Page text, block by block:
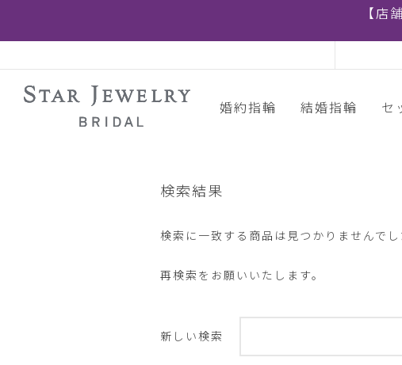
【
婚約指輪 結婚指輪 セ
検索結果
検索に一致する商品は見つかりませんでし
再検索をお願いいたします。
新しい検索